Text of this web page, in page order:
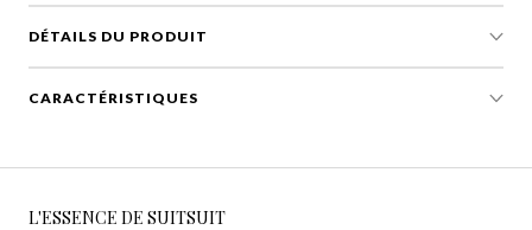
DÉTAILS DU PRODUIT
CARACTÉRISTIQUES
L'ESSENCE DE SUITSUIT